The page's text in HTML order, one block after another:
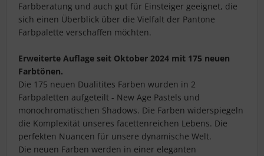
Farbberatung und auch gut für Einsteiger geeignet, die
sich einen Überblick über die Vielfalt der Pantone
Farbpalette verschaffen möchten.
Erweiterte Auflage seit Oktober 2024 mit 175 neuen
Farbtönen.
Die 175 neuen Dualitites Farben wurden in 2
Farbpaletten aufgeteilt - New Age Pastels und
monochromatischen Shadows. Die Farben widerspiegeln
die Komplexität unseres facettenreichen Lebens. Die
perfekten Nuancen für unsere dynamische Welt.
Die neuen Farben werden in einer eleganten